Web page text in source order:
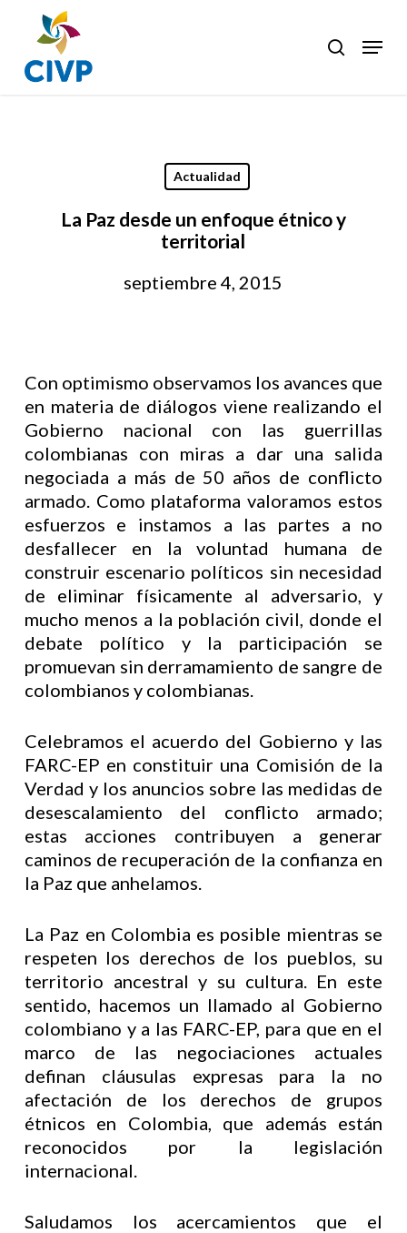
main
content
search
Menu
Actualidad
La Paz desde un enfoque étnico y
territorial
septiembre 4, 2015
Con optimismo observamos los avances que
en materia de diálogos viene realizando el
Gobierno nacional con las guerrillas
colombianas con miras a dar una salida
negociada a más de 50 años de conflicto
armado. Como plataforma valoramos estos
esfuerzos e instamos a las partes a no
desfallecer en la voluntad humana de
construir escenario políticos sin necesidad
de eliminar físicamente al adversario, y
mucho menos a la población civil, donde el
debate político y la participación se
promuevan sin derramamiento de sangre de
colombianos y colombianas.
Celebramos el acuerdo del Gobierno y las
FARC-EP en constituir una Comisión de la
Verdad y los anuncios sobre las medidas de
desescalamiento del conflicto armado;
estas acciones contribuyen a generar
caminos de recuperación de la confianza en
la Paz que anhelamos.
La Paz en Colombia es posible mientras se
respeten los derechos de los pueblos, su
territorio ancestral y su cultura. En este
sentido, hacemos un llamado al Gobierno
colombiano y a las FARC-EP, para que en el
marco de las negociaciones actuales
definan cláusulas expresas para la no
afectación de los derechos de grupos
étnicos en Colombia, que además están
reconocidos por la legislación
internacional.
Saludamos los acercamientos que el
Close